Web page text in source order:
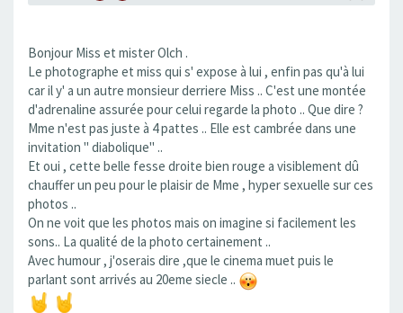
Bonjour Miss et mister Olch .
Le photographe et miss qui s' expose à lui , enfin pas qu'à lui
car il y' a un autre monsieur derriere Miss .. C'est une montée
d'adrenaline assurée pour celui regarde la photo .. Que dire ?
Mme n'est pas juste à 4 pattes .. Elle est cambrée dans une
invitation " diabolique" ..
Et oui , cette belle fesse droite bien rouge a visiblement dû
chauffer un peu pour le plaisir de Mme , hyper sexuelle sur ces
photos ..
On ne voit que les photos mais on imagine si facilement les
sons.. La qualité de la photo certainement ..
Avec humour , j'oserais dire ,que le cinema muet puis le
parlant sont arrivés au 20eme siecle ..